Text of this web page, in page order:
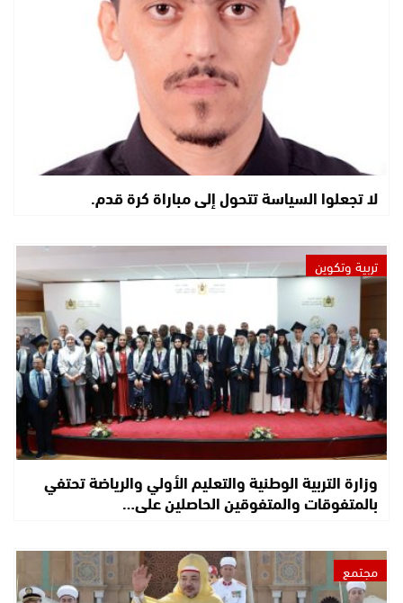
لا تجعلوا السياسة تتحول إلى مباراة كرة قدم.
تربية وتكوين
وزارة التربية الوطنية والتعليم الأولي والرياضة تحتفي
بالمتفوقات والمتفوقين الحاصلين على…
مجتمع